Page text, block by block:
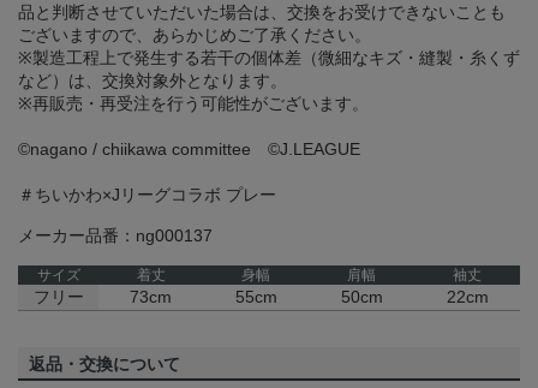
品と判断させていただいた場合は、交換をお受けできないことも
ございますので、あらかじめご了承ください。
※製造工程上で発生する若干の個体差（微細なキズ・縫製・糸くず
など）は、交換対象外となります。
※再販売・再受注を行う可能性がございます。
©️nagano / chiikawa committee ©J.LEAGUE
＃ちいかわ×Jリーグコラボ プレー
メーカー品番：ng000137
サイズ 着丈 身幅 肩幅 袖丈
フリー 73cm 55cm 50cm 22cm
返品・交換について